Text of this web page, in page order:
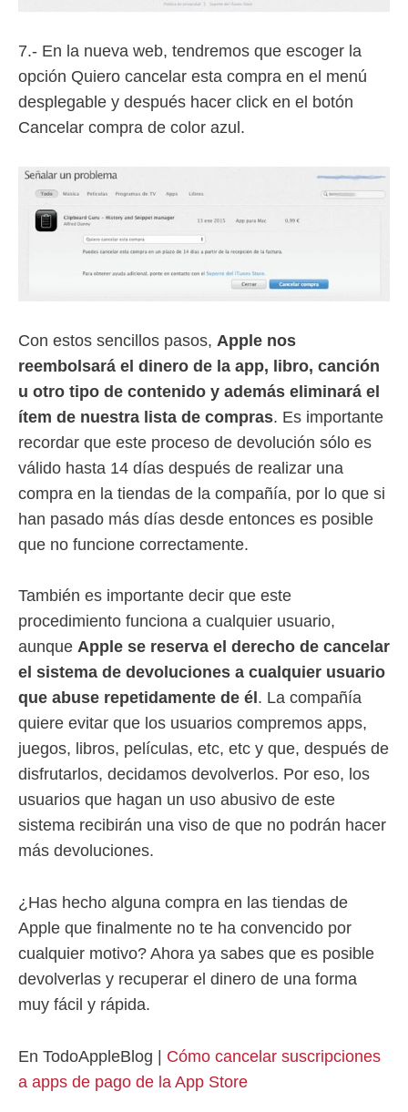
7.- En la nueva web, tendremos que escoger la
opción Quiero cancelar esta compra en el menú
desplegable y después hacer click en el botón
Cancelar compra de color azul.
Con estos sencillos pasos, Apple nos
reembolsará el dinero de la app, libro, canción
u otro tipo de contenido y además eliminará el
ítem de nuestra lista de compras. Es importante
recordar que este proceso de devolución sólo es
válido hasta 14 días después de realizar una
compra en la tiendas de la compañía, por lo que si
han pasado más días desde entonces es posible
que no funcione correctamente.
También es importante decir que este
procedimiento funciona a cualquier usuario,
aunque Apple se reserva el derecho de cancelar
el sistema de devoluciones a cualquier usuario
que abuse repetidamente de él . La compañía
quiere evitar que los usuarios compremos apps,
juegos, libros, películas, etc, etc y que, después de
disfrutarlos, decidamos devolverlos. Por eso, los
usuarios que hagan un uso abusivo de este
sistema recibirán una viso de que no podrán hacer
más devoluciones.
¿Has hecho alguna compra en las tiendas de
Apple que finalmente no te ha convencido por
cualquier motivo? Ahora ya sabes que es posible
devolverlas y recuperar el dinero de una forma
muy fácil y rápida.
En TodoAppleBlog | Cómo cancelar suscripciones
a apps de pago de la App Store